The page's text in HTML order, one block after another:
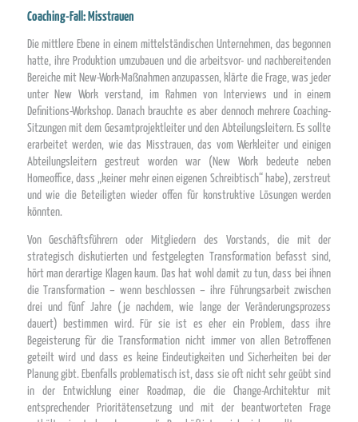
Coaching-Fall: Misstrauen
Die mittlere Ebene in einem mittelständischen Unternehmen, das begonnen
hatte, ihre Produktion umzubauen und die arbeitsvor- und nachbereitenden
Bereiche mit New-Work-Maßnahmen anzupassen, klärte die Frage, was jeder
unter New Work verstand, im Rahmen von Interviews und in einem
Definitions-Workshop. Danach brauchte es aber dennoch mehrere Coaching-
Sitzungen mit dem Gesamtprojektleiter und den Abteilungsleitern. Es sollte
erarbeitet werden, wie das Misstrauen, das vom Werkleiter und einigen
Abteilungsleitern gestreut worden war (New Work bedeute neben
Homeoffice, dass „keiner mehr einen eigenen Schreibtisch“ habe), zerstreut
und wie die Beteiligten wieder offen für konstruktive Lösungen werden
könnten.
Von Geschäftsführern oder Mitgliedern des Vorstands, die mit der
strategisch diskutierten und festgelegten Transformation befasst sind,
hört man derartige Klagen kaum. Das hat wohl damit zu tun, dass bei ihnen
die Transformation – wenn beschlossen – ihre Führungsarbeit zwischen
drei und fünf Jahre (je nachdem, wie lange der Veränderungsprozess
dauert) bestimmen wird. Für sie ist es eher ein Problem, dass ihre
Begeisterung für die Transformation nicht immer von allen Betroffenen
geteilt wird und dass es keine Eindeutigkeiten und Sicherheiten bei der
Planung gibt. Ebenfalls problematisch ist, dass sie oft nicht sehr geübt sind
in der Entwicklung einer Roadmap, die die Change-Architektur mit
entsprechender Prioritätensetzung und mit der beantworteten Frage